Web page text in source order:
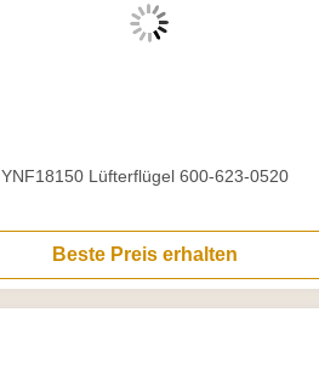
YNF18150 Lüfterflügel 600-623-0520
Beste Preis erhalten